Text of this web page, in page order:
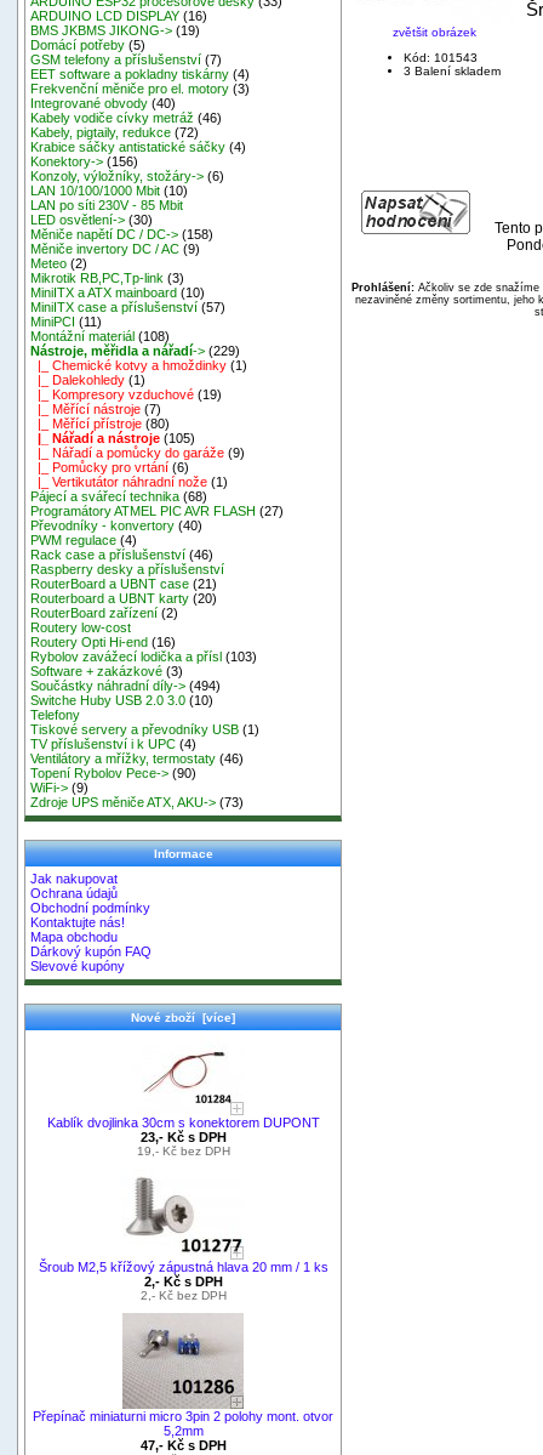
ARDUINO LCD DISPLAY (16)
BMS JKBMS JIKONG-> (19)
Domácí potřeby (5)
GSM telefony a příslušenství (7)
EET software a pokladny tiskárny (4)
Frekvenční měniče pro el. motory (3)
Integrované obvody (40)
Kabely vodiče cívky metráž (46)
Kabely, pigtaily, redukce (72)
Krabice sáčky antistatické sáčky (4)
Konektory-> (156)
Konzoly, výložníky, stožáry-> (6)
LAN 10/100/1000 Mbit (10)
LAN po síti 230V - 85 Mbit
LED osvětlení-> (30)
Měniče napětí DC / DC-> (158)
Měniče invertory DC / AC (9)
Meteo (2)
Mikrotik RB,PC,Tp-link (3)
MiniITX a ATX mainboard (10)
MiniITX case a příslušenství (57)
MiniPCI (11)
Montážní materiál (108)
Nástroje, měřidla a nářadí-> (229)
|_ Chemické kotvy a hmoždinky (1)
|_ Dalekohledy (1)
|_ Kompresory vzduchové (19)
|_ Měřící nástroje (7)
|_ Měřící přístroje (80)
|_ Nářadí a nástroje (105)
|_ Nářadí a pomůcky do garáže (9)
|_ Pomůcky pro vrtání (6)
|_ Vertikutátor náhradní nože (1)
Pájecí a svářecí technika (68)
Programátory ATMEL PIC AVR FLASH (27)
Převodníky - konvertory (40)
PWM regulace (4)
Rack case a příslušenství (46)
Raspberry desky a příslušenství
RouterBoard a UBNT case (21)
Routerboard a UBNT karty (20)
RouterBoard zařízení (2)
Routery low-cost
Routery Opti Hi-end (16)
Rybolov zavážecí lodička a přísl (103)
Software + zakázkové (3)
Součástky náhradní díly-> (494)
Switche Huby USB 2.0 3.0 (10)
Telefony
Tiskové servery a převodníky USB (1)
TV příslušenství i k UPC (4)
Ventilátory a mřížky, termostaty (46)
Topení Rybolov Pece-> (90)
WiFi-> (9)
Zdroje UPS měniče ATX, AKU-> (73)
Informace
Jak nakupovat
Ochrana údajů
Obchodní podmínky
Kontaktujte nás!
Mapa obchodu
Dárkový kupón FAQ
Slevové kupóny
Nové zboží [více]
Kablík dvojlinka 30cm s konektorem DUPONT
23,- Kč s DPH
19,- Kč bez DPH
Šroub M2,5 křížový zápustná hlava 20 mm / 1 ks
2,- Kč s DPH
2,- Kč bez DPH
Přepínač miniaturni micro 3pin 2 polohy mont. otvor
5,2mm
47,- Kč s DPH
zvětšit obrázek
Kód: 101543
3 Balení skladem
Tento
Prohlášení:Ačkoliv se zde snažíme
nezaviněné změny sortimentu, jeho